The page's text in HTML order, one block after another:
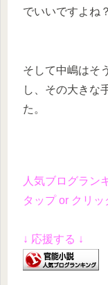
でいいですよね
そして中嶋はそ
し、その大きな
た。
人気ブログラン
タップ or クリ
↓ 応援する ↓